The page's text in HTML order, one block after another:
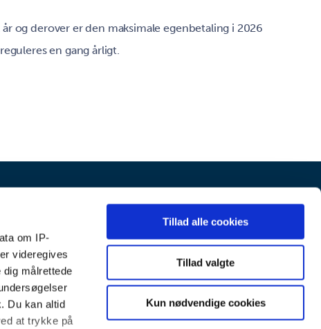
om IP-
videregives
målrettede
Du kan altid
at trykke på
Tillad alle cookies
Tillad valgte
Kun nødvendige cookies
år og derover er den maksimale egenbetaling i 2026
en gang årligt.
Kontakt
Tidsbestilling